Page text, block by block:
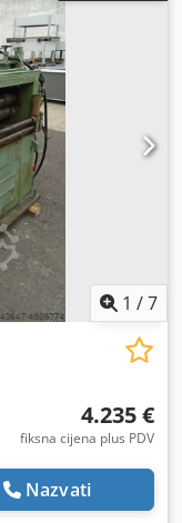
1 /7
4.235 €
fiksna cijena plus PDV
Nazvati